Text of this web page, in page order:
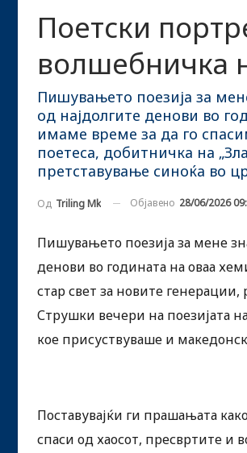
Поетски
волшебничка
Пишувањето поезија за
од најдолгите денови во
имаме време за да го
поетеса, добитничка на
претставување синоќа во
Од Triling Mk Објавено 28/06/2026
Пишувањето поезија за мене
денови во годината на оваа
стар свет за новите
Струшки вечери на поезијата
кое присуствуваше и
Поставувајќи ги прашањата
спаси од хаосот, пресвртите и